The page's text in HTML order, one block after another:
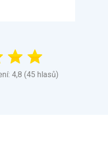
4,8 (45 hlasů)